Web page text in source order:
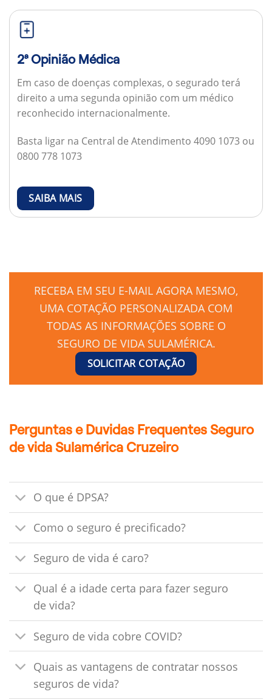
2ª Opinião Médica
Em caso de doenças complexas, o segurado terá
direito a uma segunda opinião com um médico
reconhecido internacionalmente.
Basta ligar na Central de Atendimento 4090 1073 ou
0800 778 1073
SAIBA MAIS
RECEBA EM SEU E-MAIL AGORA MESMO,
UMA COTAÇÃO PERSONALIZADA COM
TODAS AS INFORMAÇÕES SOBRE O
SEGURO DE VIDA SULAMÉRICA.
SOLICITAR COTAÇÃO
Perguntas e Duvidas Frequentes Seguro
de vida Sulamérica Cruzeiro
O que é DPSA?
Como o seguro é precificado?
Seguro de vida é caro?
Qual é a idade certa para fazer seguro
de vida?
Seguro de vida cobre COVID?
Quais as vantagens de contratar nossos
seguros de vida?